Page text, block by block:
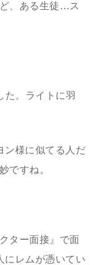
、ある生徒…ス
た。ライトに羽
ン様に似てる人だ
ですね。
ター面接』で面
にレムが憑いてい